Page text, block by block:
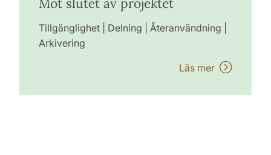
Tillgänglighet | Delning | Återanvändning |
Arkivering
Läs mer